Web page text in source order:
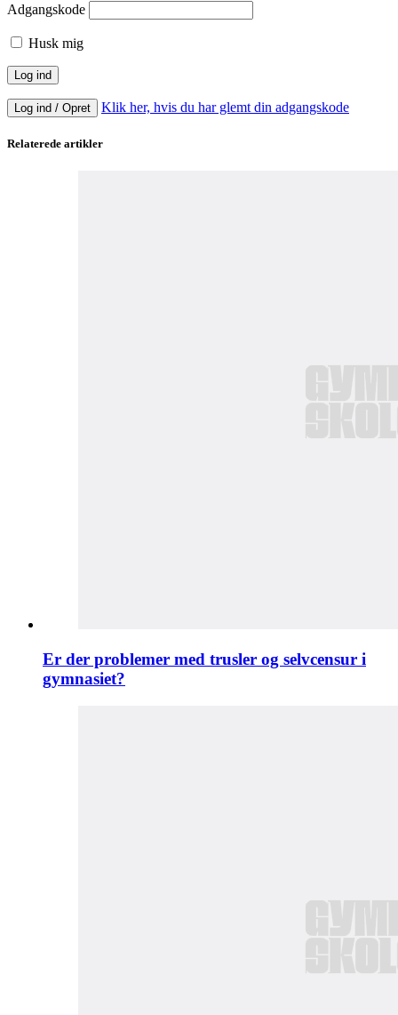
Adgangskode
Husk mig
Log ind / Opret Klik her, hvis du har glemt din adgangskode
Relaterede artikler
Er der problemer med trusler og selvcensur i
gymnasiet?